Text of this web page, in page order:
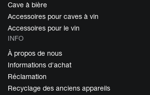
Cave à bière
Accessoires pour caves à vin
Accessoires pour le vin
INFO
À propos de nous
Informations d'achat
Réclamation
Recyclage des anciens appareils